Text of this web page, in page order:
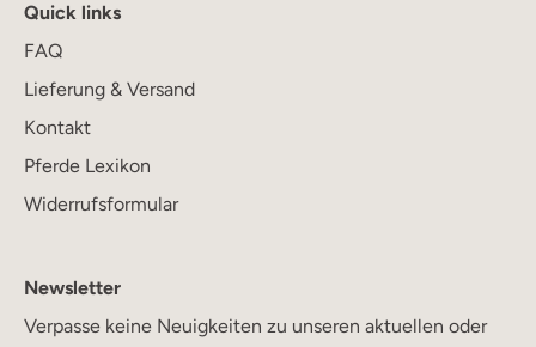
Quick links
FAQ
Lieferung & Versand
Kontakt
Pferde Lexikon
Widerrufsformular
Newsletter
Verpasse keine Neuigkeiten zu unseren aktuellen oder